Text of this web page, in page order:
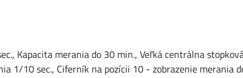
Kapacita merania do 30 min., Veľká centrálna
1/10 sec., Ciferník na pozícii 10 - zobrazenie merania